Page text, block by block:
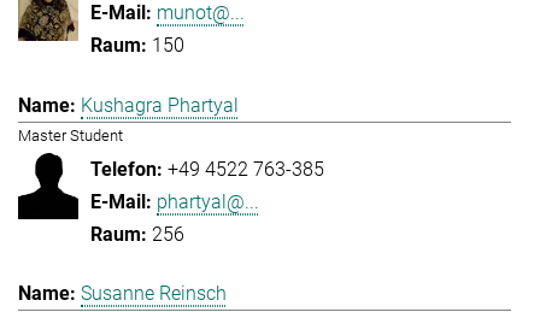
munot@...
150
Kushagra Phartyal
Master Student
+49 4522 763-385
phartyal@...
256
Susanne Reinsch